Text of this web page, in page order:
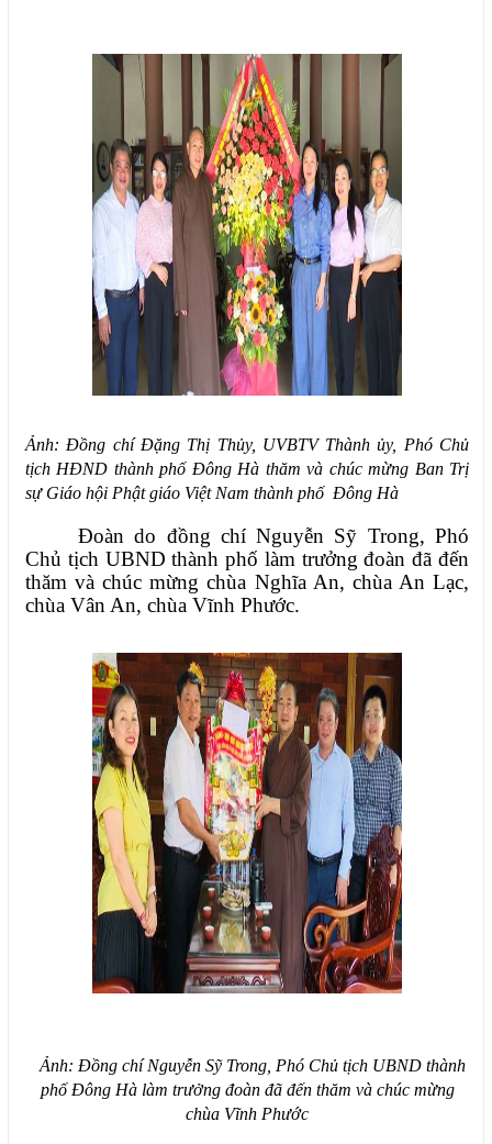
Ảnh: Đồng chí Đặng Thị Thủy, UVBTV Thành ủy, Phó Chủ
tịch HĐND thành phố Đông Hà thăm và chúc mừng Ban Trị
sự Giáo hội Phật giáo Việt Nam thành phố Đông Hà
Đoàn do đồng chí Nguyễn Sỹ Trong, Phó
Chủ tịch UBND thành phố làm trưởng đoàn đã đến
thăm và chúc mừng chùa Nghĩa An, chùa An Lạc,
chùa Vân An, chùa Vĩnh Phước.
Ảnh: Đồng chí Nguyễn Sỹ Trong, Phó Chủ tịch UBND thành
phố Đông Hà làm trưởng đoàn đã đến thăm và chúc mừng
chùa Vĩnh Phước